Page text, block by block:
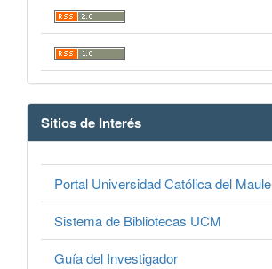
Sitios de Interés
Portal Universidad Católica del Maule
Sistema de Bibliotecas UCM
Guía del Investigador